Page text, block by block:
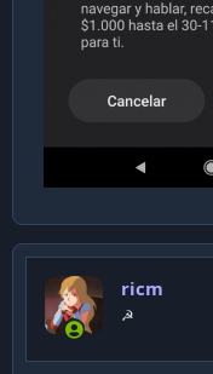
ricm
☭